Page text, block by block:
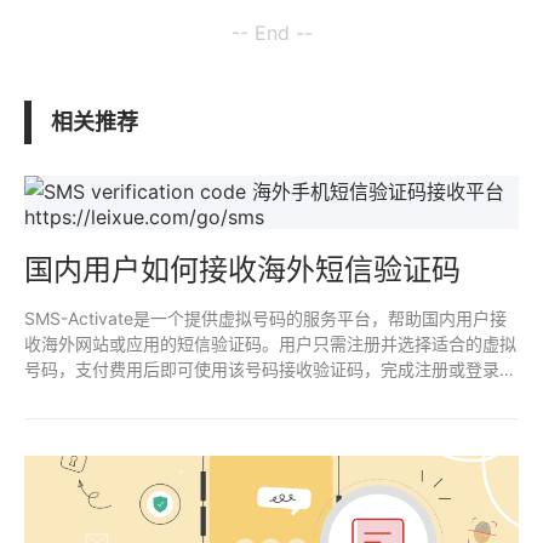
-- End --
相关推荐
国内用户如何接收海外短信验证码
SMS-Activate是一个提供虚拟号码的服务平台，帮助国内用户接
收海外网站或应用的短信验证码。用户只需注册并选择适合的虚拟
号码，支付费用后即可使用该号码接收验证码，完成注册或登录操